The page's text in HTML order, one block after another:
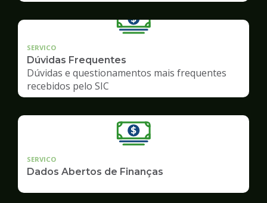
SERVICO
Dúvidas Frequentes
Dúvidas e questionamentos mais frequentes
recebidos pelo SIC
SERVICO
Dados Abertos de Finanças